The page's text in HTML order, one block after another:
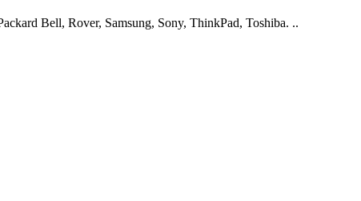
Bell, Rover, Samsung, Sony, ThinkPad, Toshiba. ..